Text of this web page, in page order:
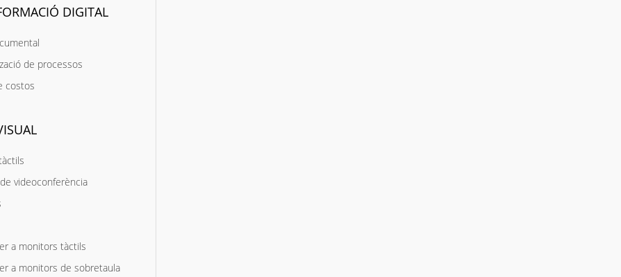
DIGITAL
de processos
costos
videoconferència
a monitors tàctils
a monitors de sobretaula